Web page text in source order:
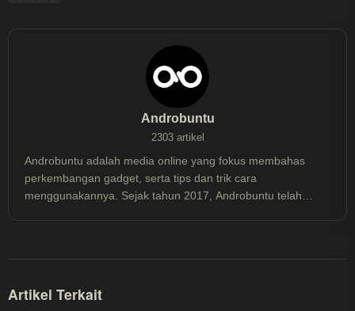
Androbuntu
2303 artikel
Androbuntu adalah media online yang fokus membahas
perkembangan gadget, serta tips dan trik cara
menggunakannya. Sejak tahun 2017, Androbuntu telah
Artikel Terkait